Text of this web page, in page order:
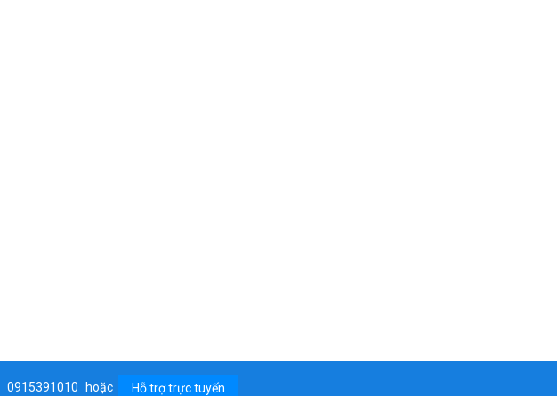
0915391010 hoặc Hỗ trợ trực tuyến